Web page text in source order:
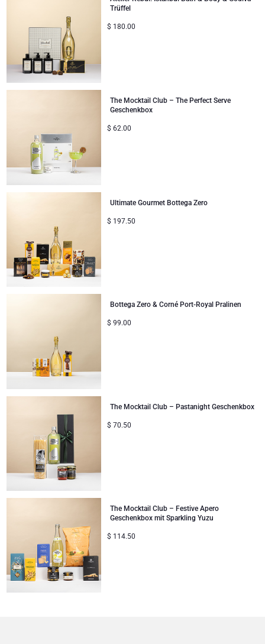
Geschenke ideal zum Teilen
Neue Baby-Geschenke
Geschenke für Kinder
Weihnachtsgeschenke
Trüffel
$ 180.00
The Mocktail Club – The Perfect Serve
Geschenkbox
$ 62.00
Ultimate Gourmet Bottega Zero
$ 197.50
Bottega Zero & Corné Port-Royal Pralinen
$ 99.00
The Mocktail Club – Pastanight Geschenkbox
$ 70.50
The Mocktail Club – Festive Apero
Geschenkbox mit Sparkling Yuzu
$ 114.50